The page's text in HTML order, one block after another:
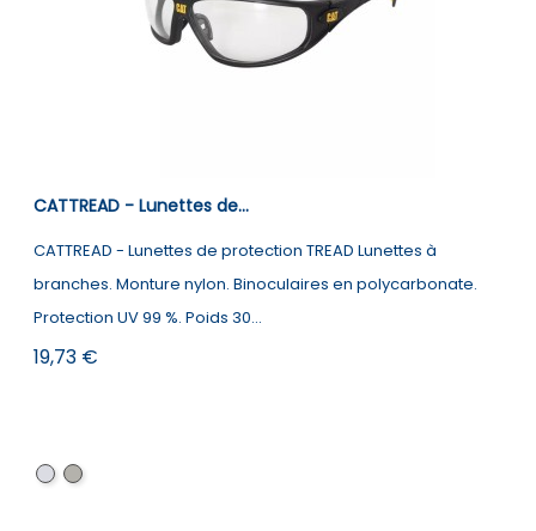
CATTREAD - Lunettes de...
CATTREAD - Lunettes de protection TREAD Lunettes à
branches. Monture nylon. Binoculaires en polycarbonate.
Protection UV 99 %. Poids 30...
Prix
19,73 €
CLEARSmoke